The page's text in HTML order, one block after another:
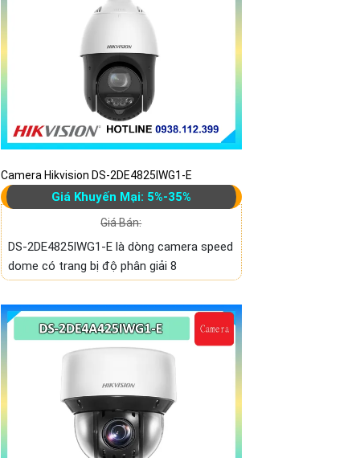
Camera Hikvision DS-2DE4825IWG1-E
Giá Khuyến Mại: 5%-35%
Giá Bán:
DS-2DE4825IWG1-E là dòng camera speed
dome có trang bị độ phân giải 8